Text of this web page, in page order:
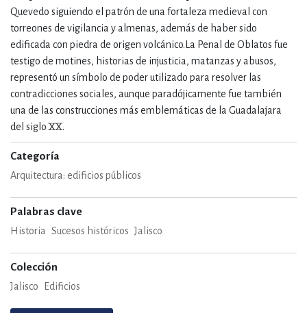
Quevedo siguiendo el patrón de una fortaleza medieval con
torreones de vigilancia y almenas, además de haber sido
edificada con piedra de origen volcánico.La Penal de Oblatos fue
testigo de motines, historias de injusticia, matanzas y abusos,
representó un símbolo de poder utilizado para resolver las
contradicciones sociales, aunque paradójicamente fue también
una de las construcciones más emblemáticas de la Guadalajara
del siglo XX.
Categoría
Arquitectura: edificios públicos
Palabras clave
Historia Sucesos históricos Jalisco
Colección
Jalisco Edificios